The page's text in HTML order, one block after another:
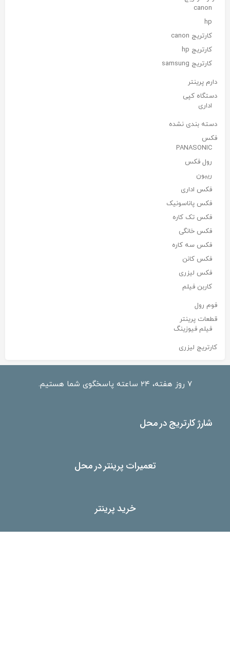
canon
hp
کارتریج canon
کارتریج hp
کارتریج samsung
دارم پرینتر
دستگاه کپی
اداری
دسته بندی نشده
فکس
PANASONIC
رول فکس
ریبون
فکس اداری
فکس پاناسونیک
فکس تک کاره
فکس خانگی
فکس سه کاره
فکس کانن
فکس لیزری
کاربن فیلم
فوم رول
قطعات پرینتر
فیلم فیوزینگ
کارتریج لیزری
۷ روز هفته، ۲۴ ساعته پاسخگوی شما هستیم.
شارژ کارتریج در محل
تعمیرات پرینتر در محل
خرید پرینتر